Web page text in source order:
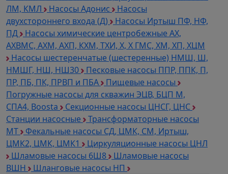
ЛМ, КМЛ
Насосы Адонис
Насосы
двухстороннего входа (Д)
Насосы Иртыш ПФ, НФ,
ПД
Насосы химические центробежные АХ,
АХВМС, АХМ, АХП, КХМ, ТХИ, Х, Х ГМС, ХМ, ХП, ХЦМ
Насосы шестеренчатые (шестеренные) НМШ, Ш,
НМШГ, НШ, НШ30
Песковые насосы ППР, ППК, П,
ПР, ПБ, ПК, ПРВП и ПБА
Пищевые насосы
Погружные насосы для скважин ЭЦВ, БЦП М,
СПА4, Boosta
Секционные насосы ЦНСГ, ЦНС
Станции насосные
Трансформаторные насосы
МТ
Фекальные насосы СД, ЦМК, СМ, Иртыш,
ЦМК2, ЦМК, ЦМК1
Циркуляционные насосы ЦНЛ
Шламовые насосы 6Ш8
Шламовые насосы
ВШН
Шланговые насосы НП